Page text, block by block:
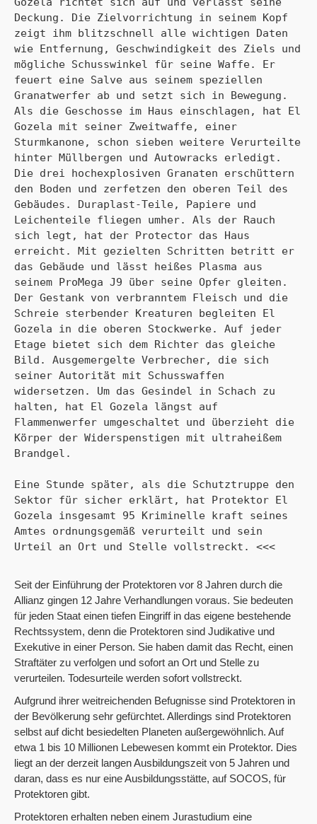
Deckung. Die Zielvorrichtung in seinem Kopf
zeigt ihm blitzschnell alle wichtigen Daten
wie Entfernung, Geschwindigkeit des Ziels und
mögliche Schusswinkel für seine Waffe. Er
feuert eine Salve aus seinem speziellen
Granatwerfer ab und setzt sich in Bewegung.
Als die Geschosse im Haus einschlagen, hat El
Gozela mit seiner Zweitwaffe, einer
Sturmkanone, schon sieben weitere Verurteilte
hinter Müllbergen und Autowracks erledigt.
Die drei hochexplosiven Granaten erschüttern
den Boden und zerfetzen den oberen Teil des
Gebäudes. Duraplast-Teile, Papiere und
Leichenteile fliegen umher. Als der Rauch
sich legt, hat der Protector das Haus
erreicht. Mit gezielten Schritten betritt er
das Gebäude und lässt heißes Plasma aus
seinem ProMega J9 über seine Opfer gleiten.
Der Gestank von verbranntem Fleisch und die
Schreie sterbender Kreaturen begleiten El
Gozela in die oberen Stockwerke. Auf jeder
Etage bietet sich dem Richter das gleiche
Bild. Ausgemergelte Verbrecher, die sich
seiner Autorität mit Schusswaffen
widersetzen. Um das Gesindel in Schach zu
halten, hat El Gozela längst auf
Flammenwerfer umgeschaltet und überzieht die
Körper der Widerspenstigen mit ultraheißem
Brandgel.
Eine Stunde später, als die Schutztruppe den
Sektor für sicher erklärt, hat Protektor El
Gozela insgesamt 95 Kriminelle kraft seines
Amtes ordnungsgemäß verurteilt und sein
Urteil an Ort und Stelle vollstreckt. <<<
Seit der Einführung der Protektoren vor 8 Jahren durch die
Allianz gingen 12 Jahre Verhandlungen voraus. Sie bedeuten
für jeden Staat einen tiefen Eingriff in das eigene bestehende
Rechtssystem, denn die Protektoren sind Judikative und
Exekutive in einer Person. Sie haben damit das Recht, einen
Straftäter zu verfolgen und sofort an Ort und Stelle zu
verurteilen. Todesurteile werden sofort vollstreckt.
Aufgrund ihrer weitreichenden Befugnisse sind Protektoren in
der Bevölkerung sehr gefürchtet. Allerdings sind Protektoren
selbst auf dicht besiedelten Planeten außergewöhnlich. Auf
etwa 1 bis 10 Millionen Lebewesen kommt ein Protektor. Dies
liegt an der derzeit langen Ausbildungszeit von 5 Jahren und
daran, dass es nur eine Ausbildungsstätte, auf SOCOS, für
Protektoren gibt.
Protektoren erhalten neben einem Jurastudium eine